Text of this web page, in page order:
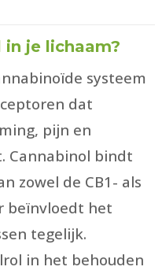
je lichaam?
systeem
dat
pijn en
Cannabinol bindt
zowel de CB1- als
beïnvloedt het
tegelijk.
in het behouden